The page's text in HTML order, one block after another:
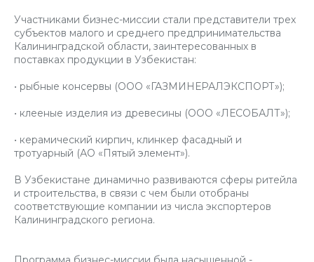
Участниками бизнес-миссии стали представители трех
субъектов малого и среднего предпринимательства
Калининградской области, заинтересованных в
поставках продукции в Узбекистан:
• рыбные консервы (ООО «ГАЗМИНЕРАЛЭКСПОРТ»);
• клееные изделия из древесины (ООО «ЛЕСОБАЛТ»);
• керамический кирпич, клинкер фасадный и
тротуарный (АО «Пятый элемент»).
В Узбекистане динамично развиваются сферы ритейла
и строительства, в связи с чем были отобраны
соответствующие компании из числа экспортеров
Калининградского региона.